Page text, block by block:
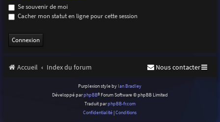
Se souvenir de moi
Cacher mon statut en ligne pour cette session
Accueil Index du forum Nous contacter
Purplexion style by Ian Bradley
Développé parphpBB® Forum Software © phpBB Limited
Traduit parphpBB-fr.com
Confidentialité |Conditions